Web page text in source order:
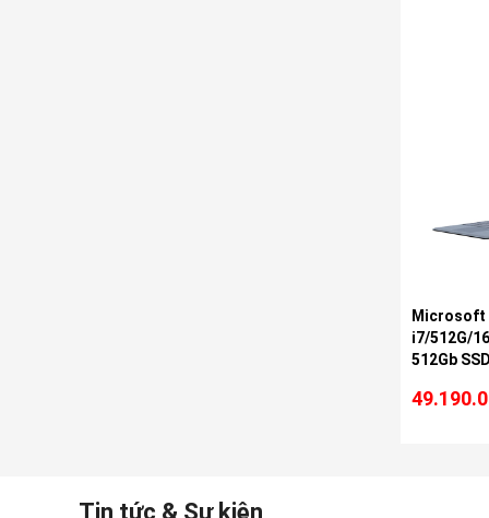
Microsoft
i7/512G/
512Gb
Tin tức & Sự kiện